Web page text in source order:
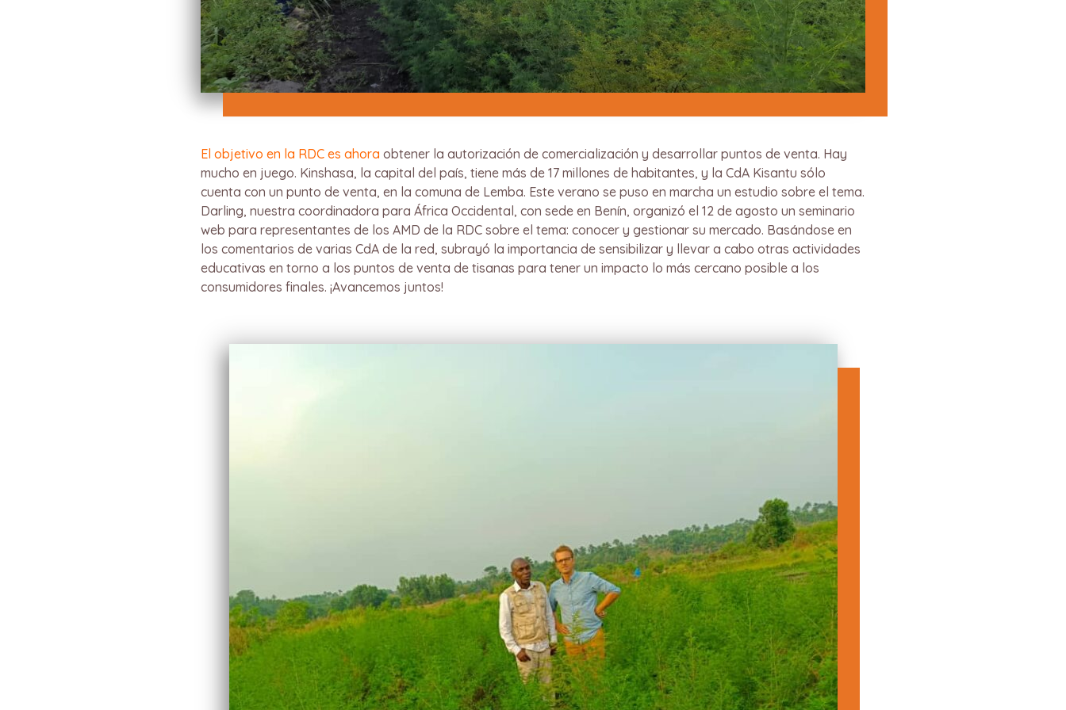
El objetivo en la RDC es ahora obtener la autorización de comercialización y desarrollar puntos de venta. Hay
mucho en juego. Kinshasa, la capital del país, tiene más de 17 millones de habitantes, y la CdA Kisantu sólo
cuenta con un punto de venta, en la comuna de Lemba. Este verano se puso en marcha un estudio sobre el tema.
Darling, nuestra coordinadora para África Occidental, con sede en Benín, organizó el 12 de agosto un seminario
web para representantes de los AMD de la RDC sobre el tema: conocer y gestionar su mercado. Basándose en
los comentarios de varias CdA de la red, subrayó la importancia de sensibilizar y llevar a cabo otras actividades
educativas en torno a los puntos de venta de tisanas para tener un impacto lo más cercano posible a los
consumidores finales. ¡Avancemos juntos!